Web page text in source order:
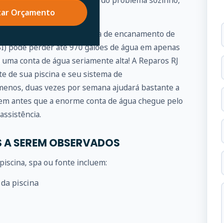
Orçamento
vazamento no sistema de encanamento de
pode perder até 970 galões de água em apenas
conta de água seriamente alta! A Reparos RJ
de sua piscina e seu sistema de
duas vezes por semana ajudará bastante a
antes que a enorme conta de água chegue pelo
SEREM OBSERVADOS
spa ou fonte incluem:
piscina